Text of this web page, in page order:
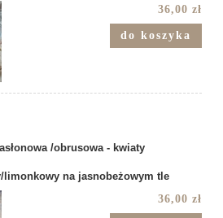
36,00 zł
do koszyka
/obrusowa - kwiaty
na jasnobeżowym tle
36,00 zł